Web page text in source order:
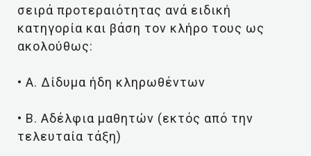
σειρά προτεραιότητας ανά ειδική
κατηγορία και βάση τον κλήρο τους ως
ακολούθως:
• Α. Δίδυμα ήδη κληρωθέντων
• Β. Αδέλφια μαθητών (εκτός από την
τελευταία τάξη)